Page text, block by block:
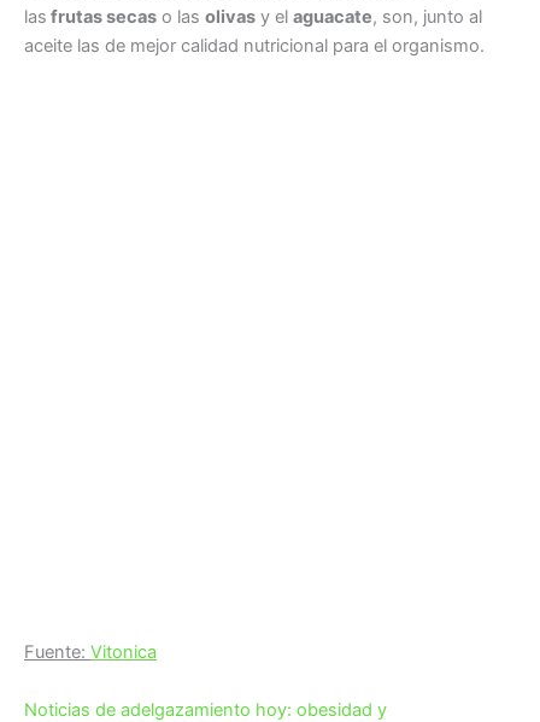
las frutas secas o las olivas y el aguacate, son, junto al
aceite las de mejor calidad nutricional para el organismo.
Fuente: Vitonica
Noticias de adelgazamiento hoy: obesidad y